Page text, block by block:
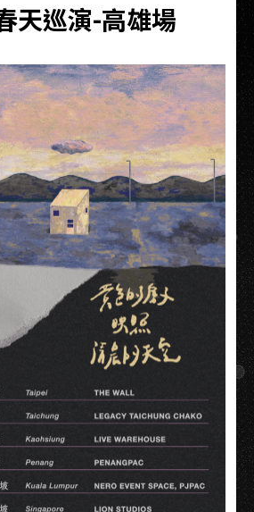
天巡演-高雄場